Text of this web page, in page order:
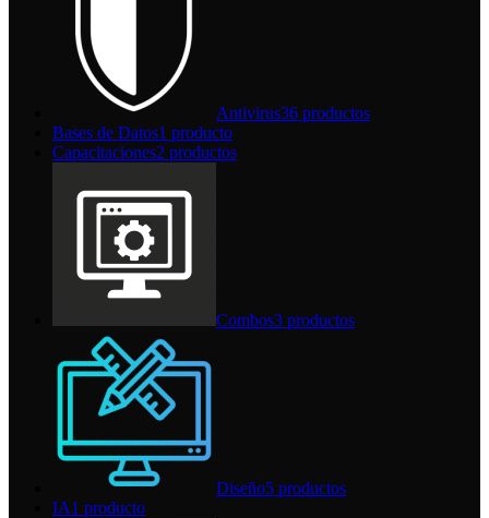
Antivirus36 productos
Bases de Datos1 producto
Capacitaciones2 productos
Combos3 productos
Diseño5 productos
IA1 producto